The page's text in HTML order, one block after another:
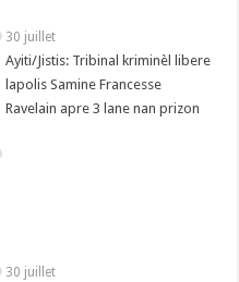
30 juillet
Ayiti/Jistis: Tribinal kriminèl libere
lapolis Samine Francesse
Ravelain apre 3 lane nan prizon
30 juillet